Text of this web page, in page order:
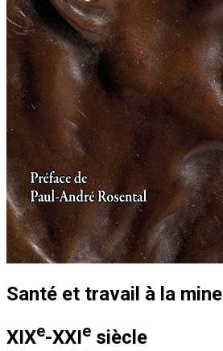
Santé et travail à la mine
XIXe-XXIe siècle